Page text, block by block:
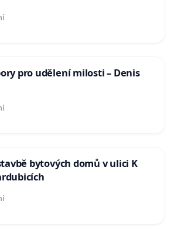
pro udělení milosti – Denis
bytových domů v ulici K